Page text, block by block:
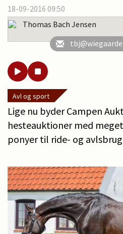
18-09-2016 09:50
Thomas Bach Jensen
Avl og sport
Lige nu byder Campen
hesteauktioner med
ponyer til ride- og